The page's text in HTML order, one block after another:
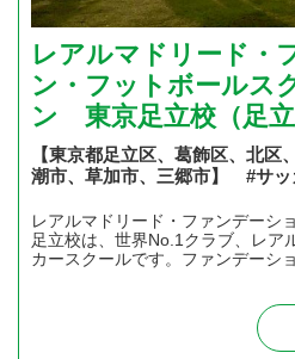
レアルマドリード・
ン・フットボールス
ン 東京足立校（足立
【東京都足立区、葛飾区、北区
潮市、草加市、三郷市】 #サッ
レアルマドリード・ファンデーシ
足立校は、世界No.1クラブ、レア
カースクールです。ファンデーシ